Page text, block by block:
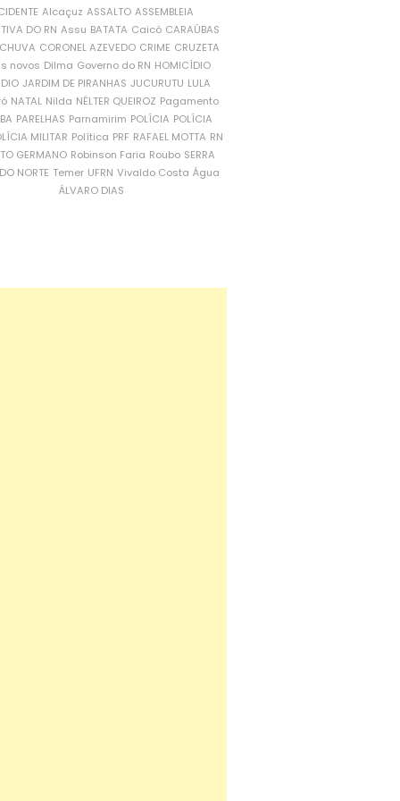
Alcaçuz ASSALTO ASSEMBLEIA
DO RN Assu BATATA Caicó CARAÚBAS
CORONEL AZEVEDO CRIME CRUZETA
novos Dilma Governo do RN HOMICÍDIO
JARDIM DE PIRANHAS JUCURUTU LULA
NATAL Nilda NÉLTER QUEIROZ Pagamento
PARELHAS Parnamirim POLÍCIA POLÍCIA
MILITAR Política PRF RAFAEL MOTTA RN
GERMANO Robinson Faria Roubo SERRA
NORTE Temer UFRN Vivaldo Costa Água
ÁLVARO DIAS